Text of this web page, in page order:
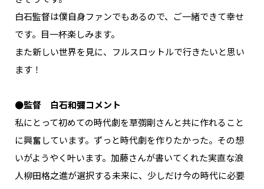
白石監督は僕自身ファンでもあるので、ご一緒できて幸せ
です。目一杯楽しみます。
また新しい世界を見に、フルスロットルで行きたいと思い
ます！
●監督 白石和彌コメント
私にとって初めての時代劇を草彅剛さんと共に作れること
に興奮しています。ずっと時代劇を作りたかった。その想
いがようやく叶います。加藤さんが書いてくれた実直な浪
人柳田格之進が選択する未来に、少しだけ今の時代に必要